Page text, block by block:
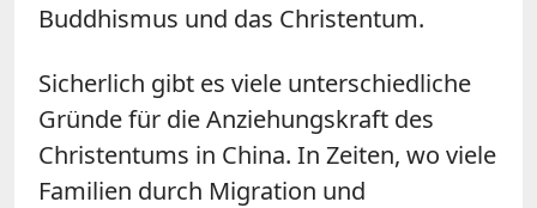
Buddhismus und das Christentum.
Sicherlich gibt es viele unterschiedliche
Gründe für die Anziehungskraft des
Christentums in China. In Zeiten, wo viele
Familien durch Migration und